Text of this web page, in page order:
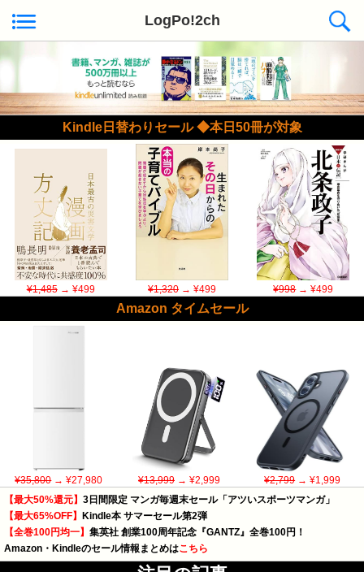
LogPo!2ch
Kindle日替わりセール ◆本日50冊が対象
¥1,485→ ¥499 ¥1,320→ ¥499 ¥998→ ¥499
Amazon タイムセール
¥35,800→ ¥27,980 ¥13,999→ ¥2,999 ¥2,799→ ¥1,999
【最大50%還元】 3日間限定 マンガ毎週末セール「アツいスポーツマンガ」
【最大65%OFF】 Kindle本 サマーセール第2弾
【全巻100円均一】 集英社 創業100周年記念『GANTZ』全巻100円！
Amazon・Kindleのセール情報まとめはこちら